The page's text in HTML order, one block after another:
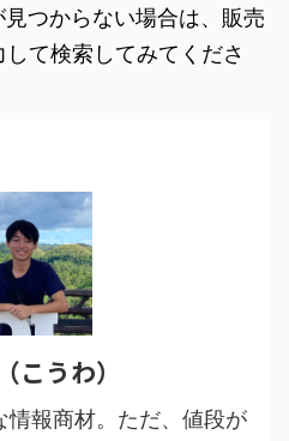
つからない場合は、販売
て検索してみてくださ
こうわ）
情報商材。ただ、値段が